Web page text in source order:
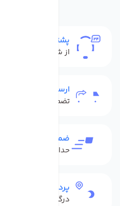
پشتیبانی
از شنبه تا پنج شنبه
ارسال به سراسر کشور
تضمین بهترین قیمت
ضمانت بازگشت کالا
حداکثر 48 ساعت بعداز تحویل
پرداخت امن
درگاه بانکی شاپرک